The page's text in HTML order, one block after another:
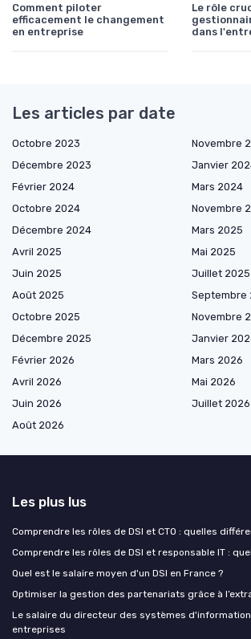
Comment piloter
efficacement le changement
en entreprise
Le rôle
dans
Les articles par date
Octobre 2023
Novembre
Décembre 2023
Janvier
Février 2024
Mars 2024
Octobre 2024
Novembre
Décembre 2024
Mars 2025
Avril 2025
Mai 2025
Juin 2025
Juillet 2025
Août 2025
Septembre
Octobre 2025
Novembre
Décembre 2025
Janvier
Février 2026
Mars 2026
Avril 2026
Mai 2026
Juin 2026
Juillet 2026
Août 2026
Les plus lus
Comprendre les rôles de DSI et CTO : quelles
Comprendre les rôles de DSI et responsable IT :
Quel est le salaire moyen d'un DSI en France ?
Optimiser la gestion des partenariats grâce à
Le salaire du directeur des systèmes
entreprises